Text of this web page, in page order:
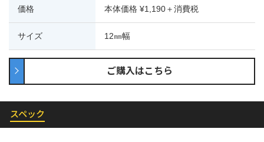
価格 本体価格 ¥1,190＋消費税
サイズ 12㎜幅
ご購入はこちら
スペック